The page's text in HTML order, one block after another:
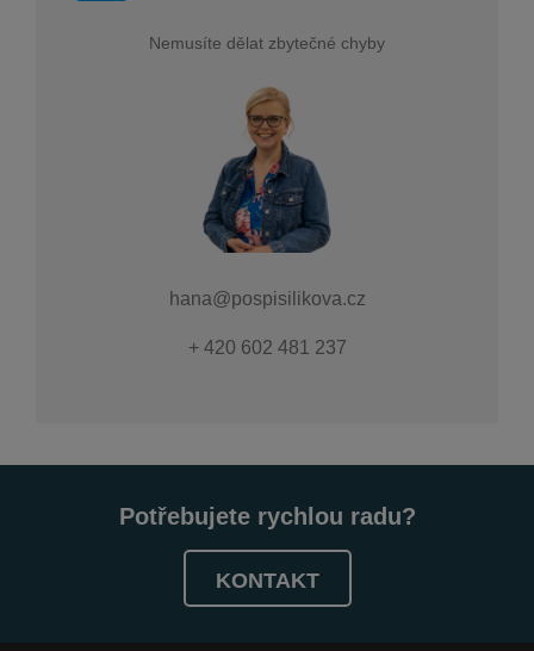
Nemusíte dělat zbytečné chyby
hana@pospisilikova.cz
+ 420 602 481 237
Potřebujete rychlou radu?
KONTAKT